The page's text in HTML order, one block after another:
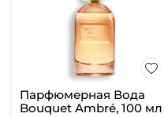
Парфюмерная Вода
Bouquet Ambré, 100 мл